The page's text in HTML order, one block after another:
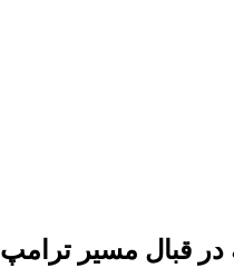
در قبال مسیر ترامپ